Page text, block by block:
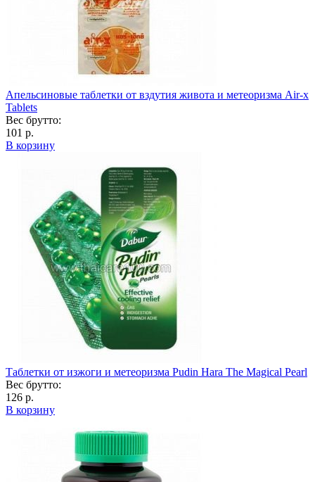
Апельсиновые таблетки от вздутия живота и метеоризма Air-x
Tablets
Вес брутто:
101 р.
В корзину
Таблетки от изжоги и метеоризма Pudin Hara The Magical Pearl
Вес брутто:
126 р.
В корзину